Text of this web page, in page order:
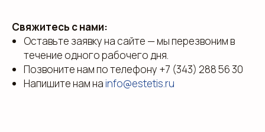
Свяжитесь с нами:
Оставьте заявку на сайте — мы перезвоним в
течение одного рабочего дня.
Позвоните нам по телефону +7 (343) 288 56 30
Напишите нам наinfo@estetis.ru